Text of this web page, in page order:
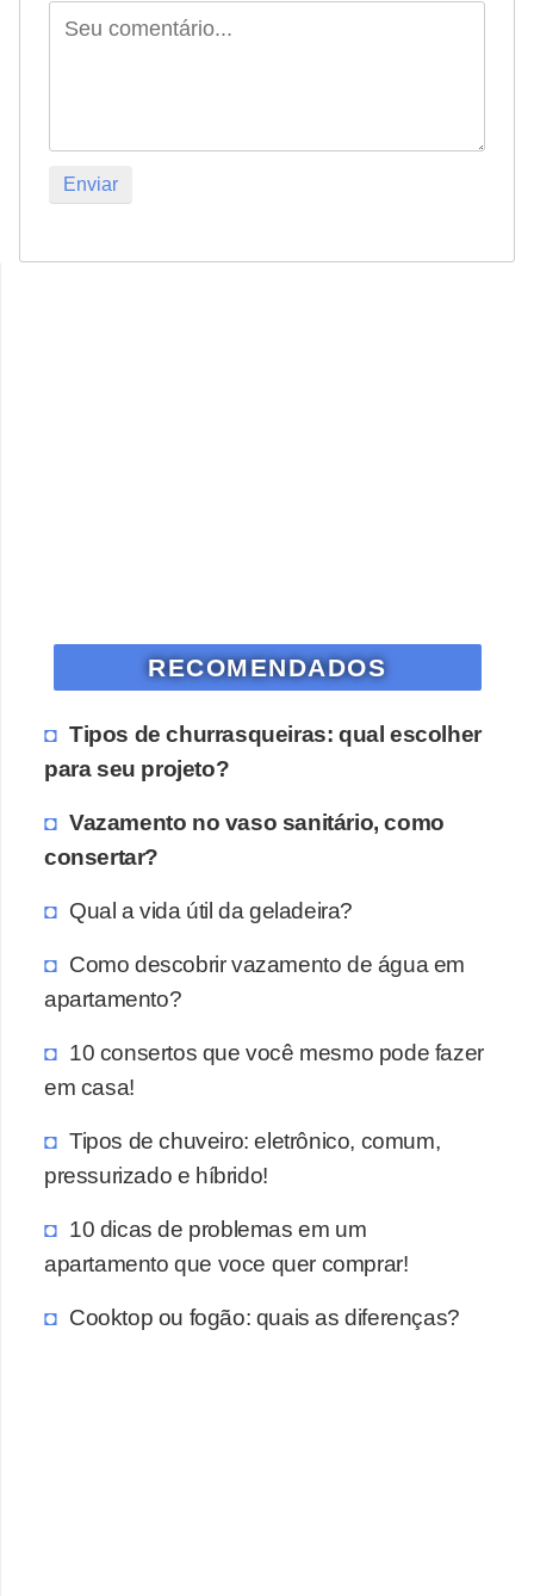
RECOMENDADOS
Tipos de churrasqueiras: qual escolher
para seu projeto?
Vazamento no vaso sanitário, como
consertar?
Qual a vida útil da geladeira?
Como descobrir vazamento de água em
apartamento?
10 consertos que você mesmo pode fazer
em casa!
Tipos de chuveiro: eletrônico, comum,
pressurizado e híbrido!
10 dicas de problemas em um
apartamento que voce quer comprar!
Cooktop ou fogão: quais as diferenças?